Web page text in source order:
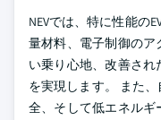
NEVでは、特に性能の
量材料、電子制御のア
い乗り心地、改善さ
を実現します。 また
全、そして低エネルギ